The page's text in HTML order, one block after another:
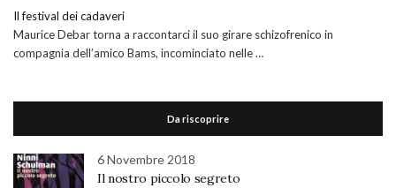
Il festival dei cadaveri
Maurice Debar torna a raccontarci il suo girare schizofrenico in
compagnia dell’amico Bams, incominciato nelle …
Da riscoprire
6 Novembre 2018
Il nostro piccolo segreto